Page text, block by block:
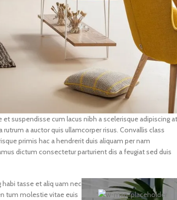
suspendisse cum lacus nibh a scelerisque adipiscing at
a auctor quis ullamcorper risus. Convallis class
primis hac a hendrerit duis aliquam per nam
dictum consectetur parturient dis a feugiat sed duis
tasse et aliq uam nec
tum molestie vitae euis